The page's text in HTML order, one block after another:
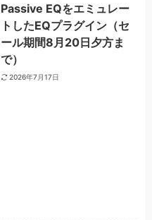
Passive EQをエミュレー
トしたEQプラグイン（セ
ール期間8月20日夕方ま
で）
2026年7月17日